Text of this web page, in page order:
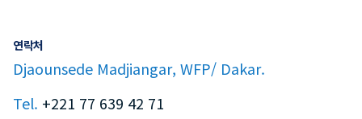
연락처
Djaounsede Madjiangar, WFP/ Dakar.
Tel. +221 77 639 42 71